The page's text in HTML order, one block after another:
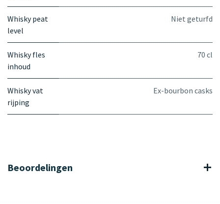
Whisky peat
level
Niet geturfd
Whisky fles
inhoud
70 cl
Whisky vat
rijping
Ex-bourbon casks
Beoordelingen